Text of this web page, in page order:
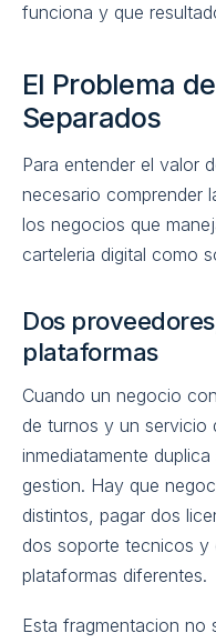
funciona y que
El Problema
Separados
Para entender el valor
necesario comprender
los negocios que
carteleria digital como
Dos
plataformas
Cuando un negocio
de turnos y un servicio
inmediatamente
gestion. Hay que
distintos, pagar dos
dos soporte tecnicos y
plataformas diferentes.
Esta fragmentacion no